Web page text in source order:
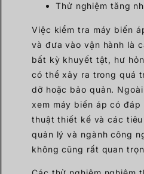
Thử nghiệm tăng
Việc kiểm tra máy biến
và đưa vào vận hành là
bất kỳ khuyết tật, hư
có thể xảy ra trong quá
dỡ hoặc bảo quản.
xem máy biến áp có
thuật thiết kế và các
quản lý và ngành công
không cũng rất quan